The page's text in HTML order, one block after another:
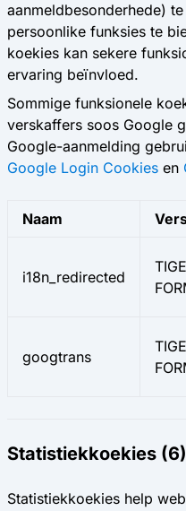
aanmeldbesonderhede)
persoonlike funksies te
koekies kan sekere
ervaring beïnvloed.
Sommige funksionele
verskaffers soos Google
Google-aanmelding
Google Login Cookies en
Naam
i18n_redirected
googtrans
Statistiekkoekies (6)
Statistiekkoekies help